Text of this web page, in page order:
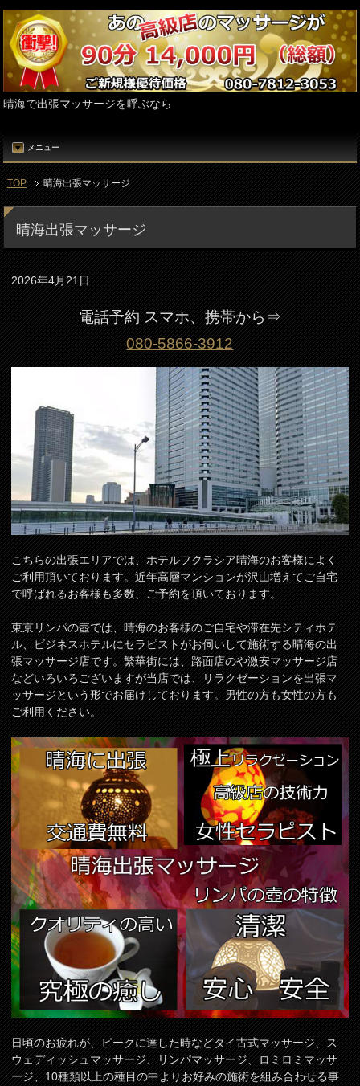
晴海で出張マッサージを呼ぶなら
メニュー
TOP 晴海出張マッサージ
晴海出張マッサージ
2026年4月21日
電話予約 スマホ、携帯から⇒
080-5866-3912
こちらの出張エリアでは、ホテルフクラシア晴海のお客様によく
ご利用頂いております。近年高層マンションが沢山増えてご自宅
で呼ばれるお客様も多数、ご予約を頂いております。
東京リンパの壺では、晴海のお客様のご自宅や滞在先シティホテ
ル、ビジネスホテルにセラピストがお伺いして施術する晴海の出
張マッサージ店です。繁華街には、路面店のや激安マッサージ店
などいろいろございますが当店では、リラクゼーションを出張マ
ッサージという形でお届けしております。男性の方も女性の方も
ご利用ください。
日頃のお疲れが、ピークに達した時などタイ古式マッサージ、ス
ウェディッシュマッサージ、リンパマッサージ、ロミロミマッサ
ージ、10種類以上の種目の中よりお好みの施術を組み合わせる事